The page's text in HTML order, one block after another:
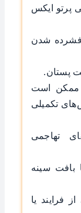
ایکس
شدن
پستان.
ممکن است
تکمیلی
تهاجمی
سینه
یا